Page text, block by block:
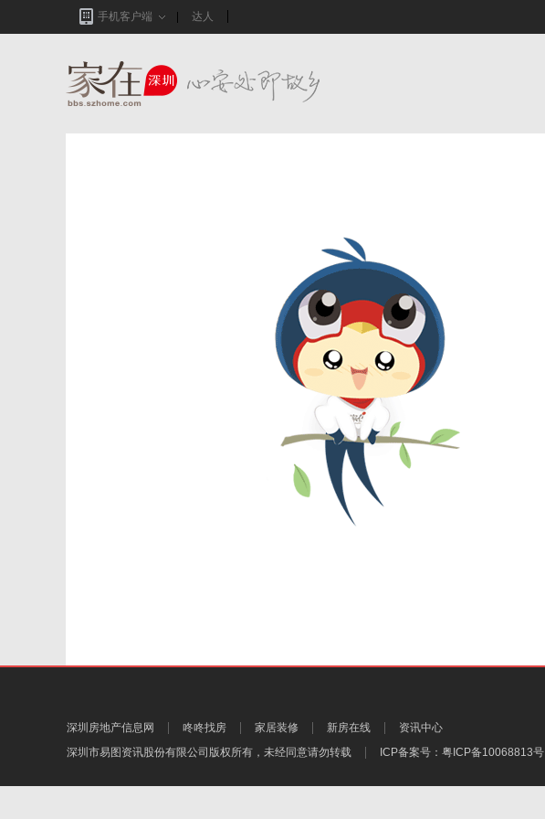
手机客户端 达人
深圳房地产信息网 咚咚找房 家居装修 新房在线
资讯中心
深圳市易图资讯股份有限公司 版权所有，未经同意请勿转载 ICP备案号： 粤ICP备10068813号